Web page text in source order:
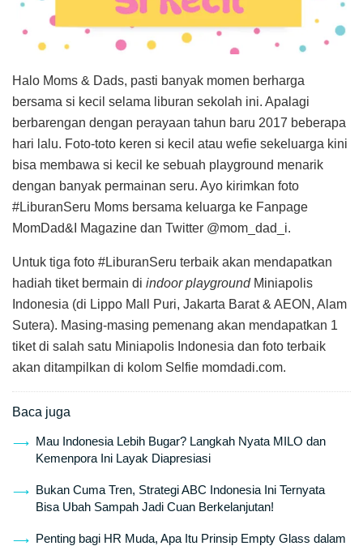
Halo Moms & Dads, pasti banyak momen berharga
bersama si kecil selama liburan sekolah ini. Apalagi
berbarengan dengan perayaan tahun baru 2017 beberapa
hari lalu. Foto-toto keren si kecil atau wefie sekeluarga kini
bisa membawa si kecil ke sebuah playground menarik
dengan banyak permainan seru. Ayo kirimkan foto
#LiburanSeru Moms bersama keluarga ke Fanpage
MomDad&I Magazine dan Twitter @mom_dad_i.
Untuk tiga foto #LiburanSeru terbaik akan mendapatkan
hadiah tiket bermain di indoor playgroundMiniapolis
Indonesia (di Lippo Mall Puri, Jakarta Barat & AEON, Alam
Sutera). Masing-masing pemenang akan mendapatkan 1
tiket di salah satu Miniapolis Indonesia dan foto terbaik
akan ditampilkan di kolom Selfie momdadi.com.
Baca juga
Mau Indonesia Lebih Bugar? Langkah Nyata MILO dan
Kemenpora Ini Layak Diapresiasi
Bukan Cuma Tren, Strategi ABC Indonesia Ini Ternyata
Bisa Ubah Sampah Jadi Cuan Berkelanjutan!
Penting bagi HR Muda, Apa Itu Prinsip Empty Glass dalam